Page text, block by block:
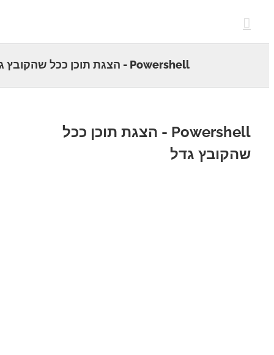
Powershell - הצגת תוכן ככל שהקובץ גדל
Powershell - הצגת תוכן ככל
גדל